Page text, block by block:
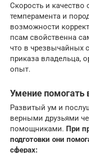
Скорость и
темперамента и
возможности
псам свойственна
что в чрезвычайных
приказа владельца,
опыт.
Умение помогать
Развитый ум и
верными друзьями
помощниками. При
подготовки они
сферах: